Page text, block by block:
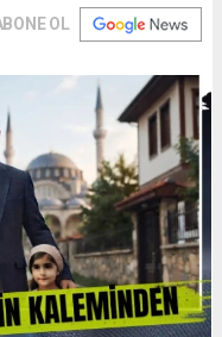
OL